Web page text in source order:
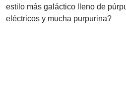
estilo más galáctico lleno de
eléctricos y mucha purpurina?